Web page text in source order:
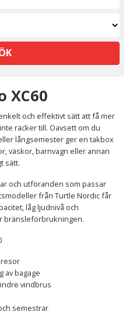
XC60
och effektivt sätt att få mer
räcker till. Oavsett om du
långsemester ger en takbox
väskor, barnvagn eller annan
sätt.
och utföranden som passar
från Turtle Nordic får
låg ljudnivå och
bränsleförbrukningen.
av bagage
vindbrus
semestrar